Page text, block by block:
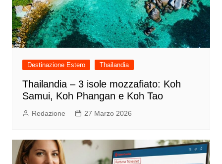
Destinazione Estero Thailandia
Thailandia – 3 isole mozzafiato: Koh
Samui, Koh Phangan e Koh Tao
Redazione 27 Marzo 2026